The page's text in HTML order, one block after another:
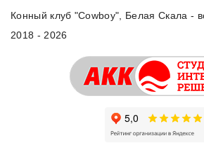
Конный клуб "Cowboy", Белая Скала -
2018 - 2026